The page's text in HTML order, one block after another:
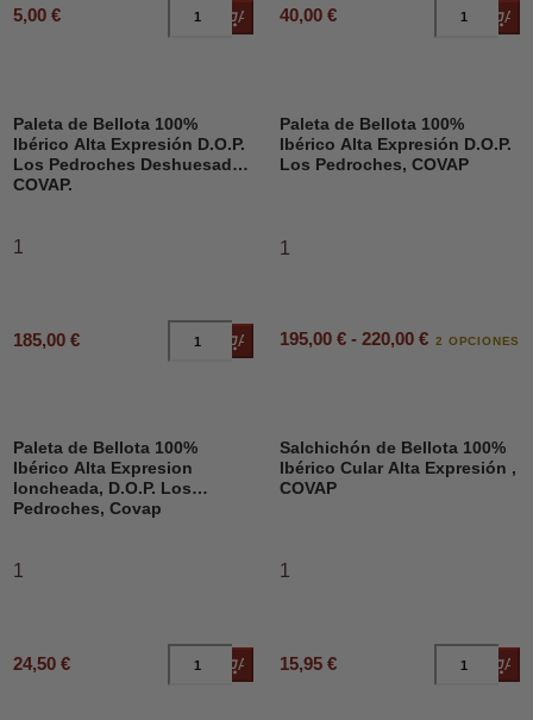
5,00 € Añadir al carrito
40,00 €
Paleta de Bellota 100%
Ibérico Alta Expresión D.O.P.
Los Pedroches Deshuesado,
COVAP.
1
185,00 € Añadir al carrito
Paleta de Bellota 100%
Ibérico Alta Expresión D.O.P.
Los Pedroches, COVAP
1
195,00 € - 220,00 € 2 OPCIONES
Paleta de Bellota 100%
Ibérico Alta Expresion
loncheada, D.O.P. Los
Pedroches, Covap
1
24,50 € Añadir al carrito
Salchichón de Bellota 100%
Ibérico Cular Alta Expresión ,
COVAP
1
15,95 €